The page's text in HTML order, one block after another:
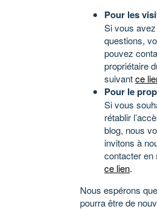
Pour les
Si vous
questions,
pouvez
propriétaire
suivantce
Pour le
Si vous
rétablir
blog, nous
invitons à
contacter en
ce lien.
Nous espérons
pourra être de